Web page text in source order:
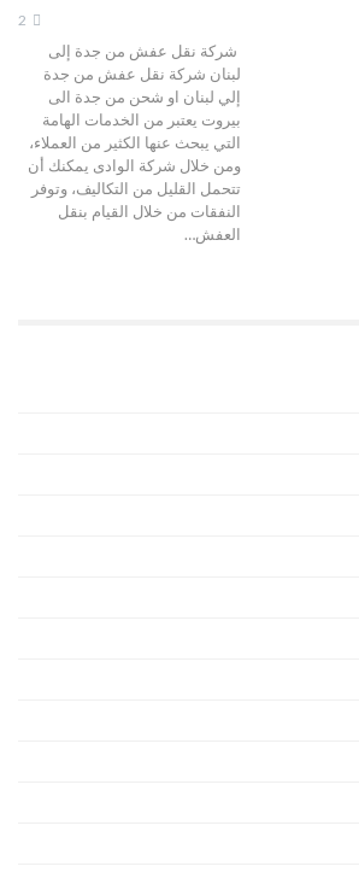
شركة نقل عفش من جدة إلى
لبنان شركة نقل عفش من جدة
إلي لبنان او شحن من جدة الى
بيروت يعتبر من الخدمات الهامة
التي يبحث عنها الكثير من العملاء،
ومن خلال شركة الوادى يمكنك أن
تتحمل القليل من التكاليف، وتوفر
النفقات من خلال القيام بنقل
العفش…